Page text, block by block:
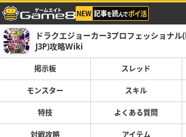
ドラクエジョーカー3プロフェッショナル
J3P)攻略Wiki
掲示板 スレッド
モンスター スキル
特技 よくある質問
対戦攻略 アイテム